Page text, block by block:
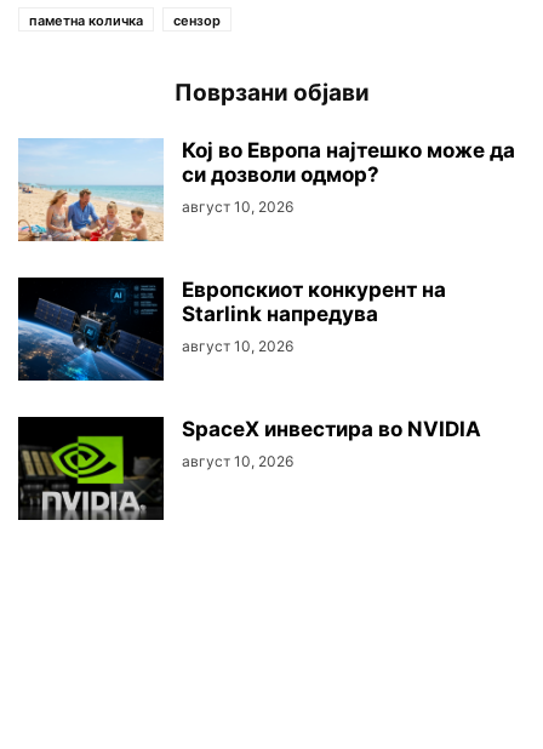
паметна количка
сензор
Поврзани објави
Кој во Европа најтешко може да
си дозволи одмор?
август 10, 2026
Европскиот конкурент на
Starlink напредува
август 10, 2026
SpaceX инвестира во NVIDIA
август 10, 2026